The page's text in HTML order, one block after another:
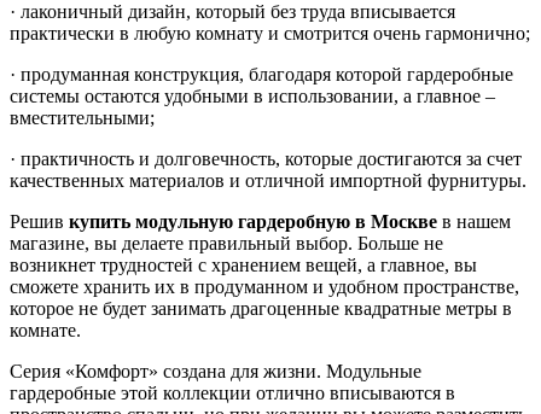
· лаконичный дизайн, который без труда вписывается
практически в любую комнату и смотрится очень гармонично;
· продуманная конструкция, благодаря которой гардеробные
системы остаются удобными в использовании, а главное –
вместительными;
· практичность и долговечность, которые достигаются за счет
качественных материалов и отличной импортной фурнитуры.
Решив купить модульную гардеробную в Москве в нашем
магазине, вы делаете правильный выбор. Больше не
возникнет трудностей с хранением вещей, а главное, вы
сможете хранить их в продуманном и удобном пространстве,
которое не будет занимать драгоценные квадратные метры в
комнате.
Серия «Комфорт» создана для жизни. Модульные
гардеробные этой коллекции отлично вписываются в